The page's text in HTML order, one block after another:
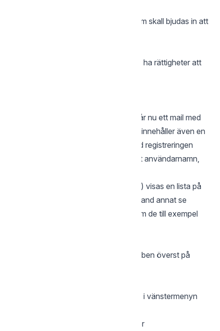
Fyll i namn och mailadress på den som skall bjudas in att
Här kan du ange om användaren ska ha rättigheter att
Personen som du precis har lagt till får nu ett mail med
en inbjudan till kontot från dig. Mailet innehåller även en
länk för att slutföra registreringen. Vid registreringen
behöver användaren endast ange ett användarnamn,
När du klickat ”Spara” (punkt 6 ovan) visas en lista på
kontots användare och här kan du bland annat se
status på dem som du har bjudit in, om de till exempel
Logga in på kontot och klicka på gubben överst på
Klicka på ”Team” och ”Inställningar” i vänstermenyn
Klicka på krysset högst uppe till höger